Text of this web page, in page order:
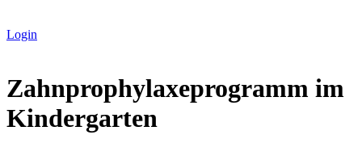
Login
Zahnprophylaxeprogramm im
Kindergarten